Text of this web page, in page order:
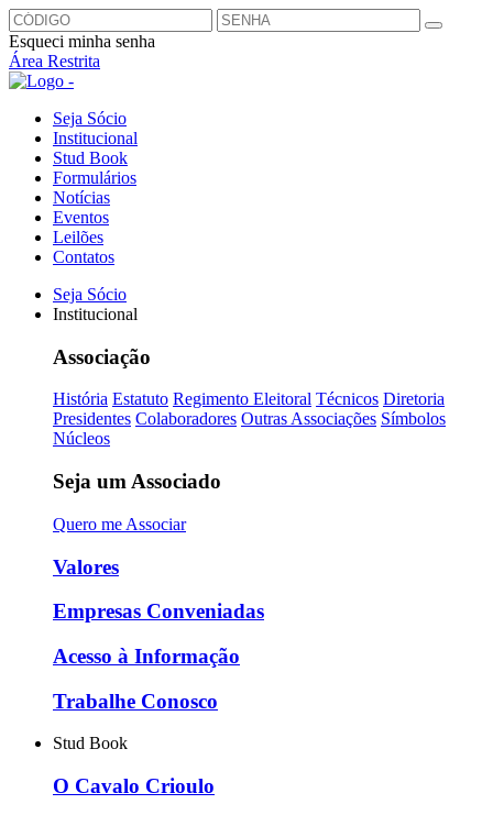
Esqueci minha senha
Área Restrita
Seja Sócio
Institucional
Stud Book
Formulários
Notícias
Eventos
Leilões
Contatos
Seja Sócio
Institucional
Associação
História Estatuto Regimento Eleitoral Técnicos Diretoria
Presidentes Colaboradores Outras Associações Símbolos
Núcleos
Seja um Associado
Quero me Associar
Valores
Empresas Conveniadas
Acesso à Informação
Trabalhe Conosco
Stud Book
O Cavalo Crioulo